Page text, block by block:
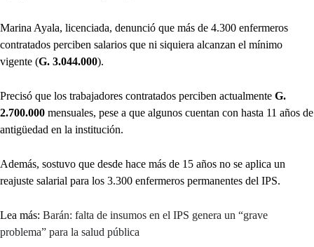
Marina Ayala, licenciada, denunció que más de 4.300 enfermeros
contratados perciben salarios que ni siquiera alcanzan el mínimo
vigente (G. 3.044.000).
Precisó que los trabajadores contratados perciben actualmente G.
2.700.000 mensuales, pese a que algunos cuentan con hasta 11 años de
antigüedad en la institución.
Además, sostuvo que desde hace más de 15 años no se aplica un
reajuste salarial para los 3.300 enfermeros permanentes del IPS.
Lea más: Barán: falta de insumos en el IPS genera un “grave
problema” para la salud pública